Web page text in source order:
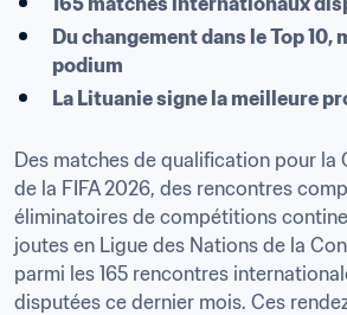
Du changement dans le Top 10,
podium
La Lituanie signe la meilleure
Des matches de qualification pour la
de la FIFA 2026, des rencontres
éliminatoires de compétitions
joutes en Ligue des Nations de la
parmi les 165 rencontres
disputées ce dernier mois. Ces